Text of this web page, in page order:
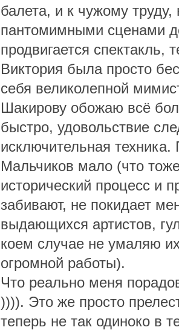
балета, и к чужому труду,
пантомимными сценами
продвигается
Виктория была просто
себя великолепной
Шакирову обожаю всё
быстро, удовольствие
исключительная
Мальчиков мало (что
исторический процесс и
забивают, не покидает
выдающихся артистов,
коем случае не умаляю
огромной работы).
Что реально меня
)))). Это же просто
теперь не так одиноко в